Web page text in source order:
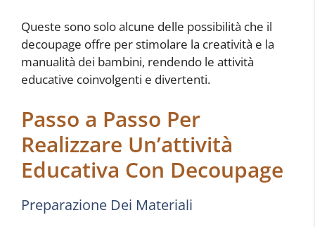
Queste sono solo alcune delle possibilità che il
decoupage offre per stimolare la creatività e la
manualità dei bambini, rendendo le attività
educative coinvolgenti e divertenti.
Passo a Passo Per
Realizzare Un’attività
Educativa Con Decoupage
Preparazione Dei Materiali